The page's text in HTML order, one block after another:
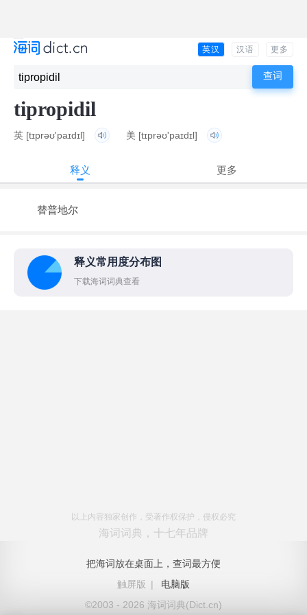
英汉 汉语 更多
tipropidil
英 [tɪprəʊ'paɪdɪl] 美 [tɪprəʊ'paɪdɪl]
释义 更多
替普地尔
释义常用度分布图
下载海词词典查看
以上内容独家创作，受著作权保护，侵权必究
海词词典，十七年品牌
把海词放在桌面上，查词最方便
触屏版
|
电脑版
©2003 - 2026 海词词典(Dict.cn)